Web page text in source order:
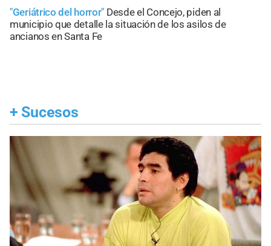
"Geriátrico del horror" Desde el Concejo, piden al
municipio que detalle la situación de los asilos de
ancianos en Santa Fe
+ Sucesos